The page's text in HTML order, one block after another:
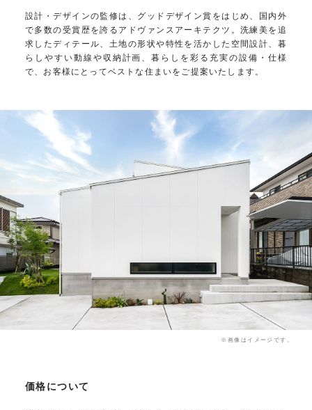
設計・デザインの監修は、グッドデザイン賞をはじめ、国内外
で多数の受賞歴を誇るアドヴァンスアーキテクツ。洗練美を追
求したディテール、土地の形状や特性を活かした空間設計、暮
らしやすい動線や収納計画、暮らしを彩る充実の設備・仕様
で、お客様にとってベストな住まいをご提案いたします。
価格について
※画像はイメージです。